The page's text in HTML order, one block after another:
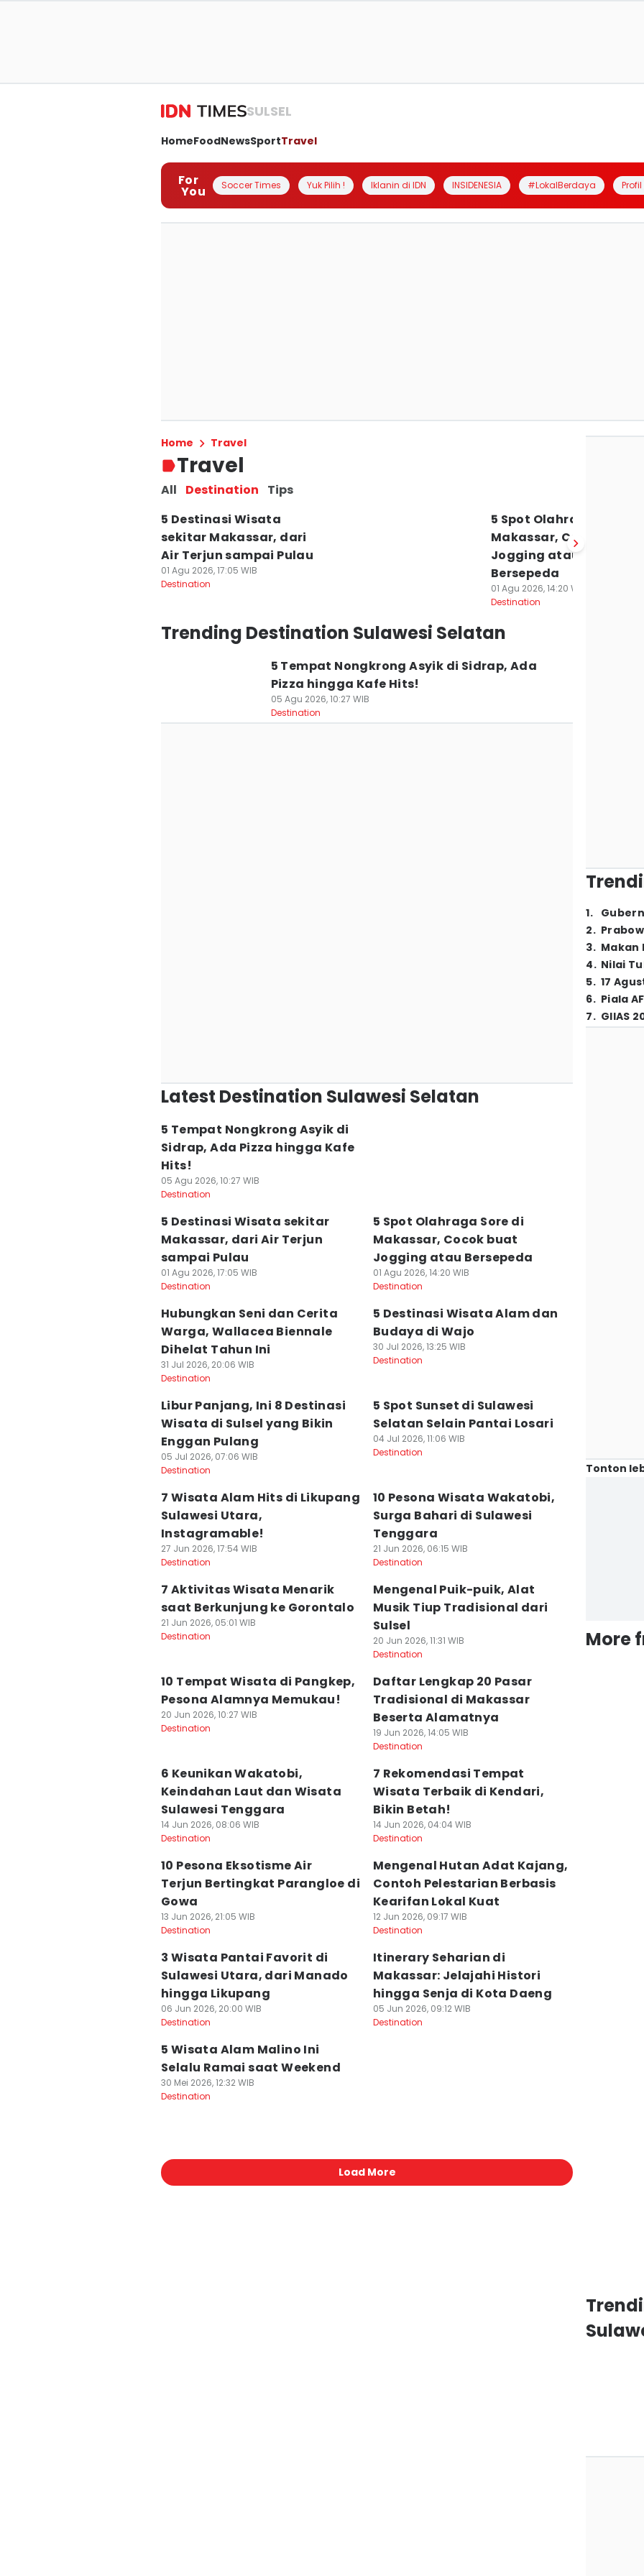
SULSEL
HomeFoodNewsSportTravel
For
You Soccer Times Yuk Pilih ! Iklanin di IDN INSIDENESIA #LokalBerdaya
Home Travel
Travel
All Destination Tips
Pizza hingga Kafe Hits!
05 Agu 2026, 10:27 WIB
Destination
5 Destinasi Wisata
sekitar Makassar, dari
Air Terjun sampai Pulau
01 Agu 2026, 17:05 WIB
Destination
5 Spot Olahraga Sore di
Makassar, Cocok buat
Jogging atau
Bersepeda
01 Agu 2026, 14:20 WIB
Destination
Trending Destination Sulawesi Selatan
5 Tempat Nongkrong Asyik di Sidrap, Ada
Pizza hingga Kafe Hits!
05 Agu 2026, 10:27 WIB
Destination
Latest Destination Sulawesi Selatan
5 Tempat Nongkrong Asyik di
Sidrap, Ada Pizza hingga Kafe
Hits!
05 Agu 2026, 10:27 WIB
Destination
5 Destinasi Wisata sekitar
Makassar, dari Air Terjun
sampai Pulau
01 Agu 2026, 17:05 WIB
Destination
5 Spot Olahraga Sore di
Makassar, Cocok buat
Jogging atau Bersepeda
01 Agu 2026, 14:20 WIB
Destination
Hubungkan Seni dan Cerita
Warga, Wallacea Biennale
Dihelat Tahun Ini
31 Jul 2026, 20:06 WIB
Destination
5 Destinasi Wisata Alam dan
Budaya di Wajo
30 Jul 2026, 13:25 WIB
Destination
Libur Panjang, Ini 8 Destinasi
Wisata di Sulsel yang Bikin
Enggan Pulang
05 Jul 2026, 07:06 WIB
Destination
5 Spot Sunset di Sulawesi
Selatan Selain Pantai Losari
04 Jul 2026, 11:06 WIB
Destination
7 Wisata Alam Hits di Likupang
Sulawesi Utara,
Instagramable!
27 Jun 2026, 17:54 WIB
Destination
10 Pesona Wisata Wakatobi,
Surga Bahari di Sulawesi
Tenggara
21 Jun 2026, 06:15 WIB
Destination
7 Aktivitas Wisata Menarik
saat Berkunjung ke Gorontalo
21 Jun 2026, 05:01 WIB
Destination
Mengenal Puik-puik, Alat
Musik Tiup Tradisional dari
Sulsel
20 Jun 2026, 11:31 WIB
Destination
10 Tempat Wisata di Pangkep,
Pesona Alamnya Memukau!
20 Jun 2026, 10:27 WIB
Destination
Daftar Lengkap 20 Pasar
Tradisional di Makassar
Beserta Alamatnya
19 Jun 2026, 14:05 WIB
Destination
6 Keunikan Wakatobi,
Keindahan Laut dan Wisata
Sulawesi Tenggara
14 Jun 2026, 08:06 WIB
Destination
7 Rekomendasi Tempat
Wisata Terbaik di Kendari,
Bikin Betah!
14 Jun 2026, 04:04 WIB
Destination
10 Pesona Eksotisme Air
Terjun Bertingkat Parangloe di
Gowa
13 Jun 2026, 21:05 WIB
Destination
Mengenal Hutan Adat Kajang,
Contoh Pelestarian Berbasis
Kearifan Lokal Kuat
12 Jun 2026, 09:17 WIB
Destination
3 Wisata Pantai Favorit di
Sulawesi Utara, dari Manado
hingga Likupang
06 Jun 2026, 20:00 WIB
Destination
Itinerary Seharian di
Makassar: Jelajahi Histori
hingga Senja di Kota Daeng
05 Jun 2026, 09:12 WIB
Destination
5 Wisata Alam Malino Ini
Selalu Ramai saat Weekend
30 Mei 2026, 12:32 WIB
Destination
Load More
1.
2.
3. Makan
4. Nilai
5. 17
6. Piala
7. GIIAS
Tonton
More